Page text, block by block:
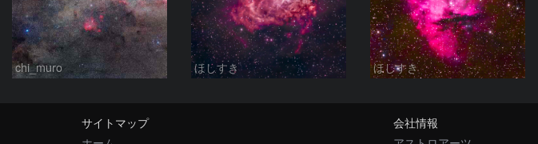
chi_muro ほしすき ほしすき
サイトマップ
会社情報